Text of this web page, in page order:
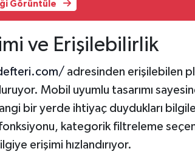
Görüntüle
ve Erişilebilirlik
adresinden erişilebilen
Mobil uyumlu tasarımı
bir yerde ihtiyaç duydukları
kategorik filtreleme
erişimi hızlandırıyor.